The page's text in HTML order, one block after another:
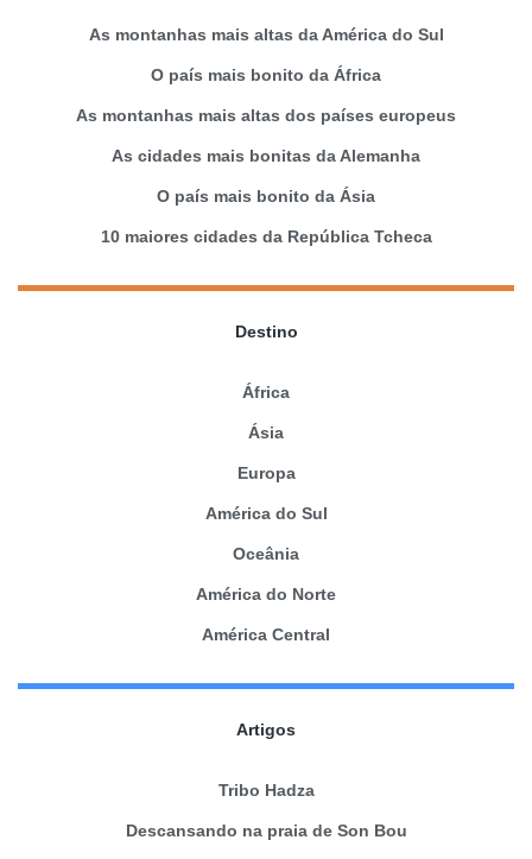
As montanhas mais altas da América do Sul
O país mais bonito da África
As montanhas mais altas dos países europeus
As cidades mais bonitas da Alemanha
O país mais bonito da Ásia
10 maiores cidades da República Tcheca
Destino
África
Ásia
Europa
América do Sul
Oceânia
América do Norte
América Central
Artigos
Tribo Hadza
Descansando na praia de Son Bou